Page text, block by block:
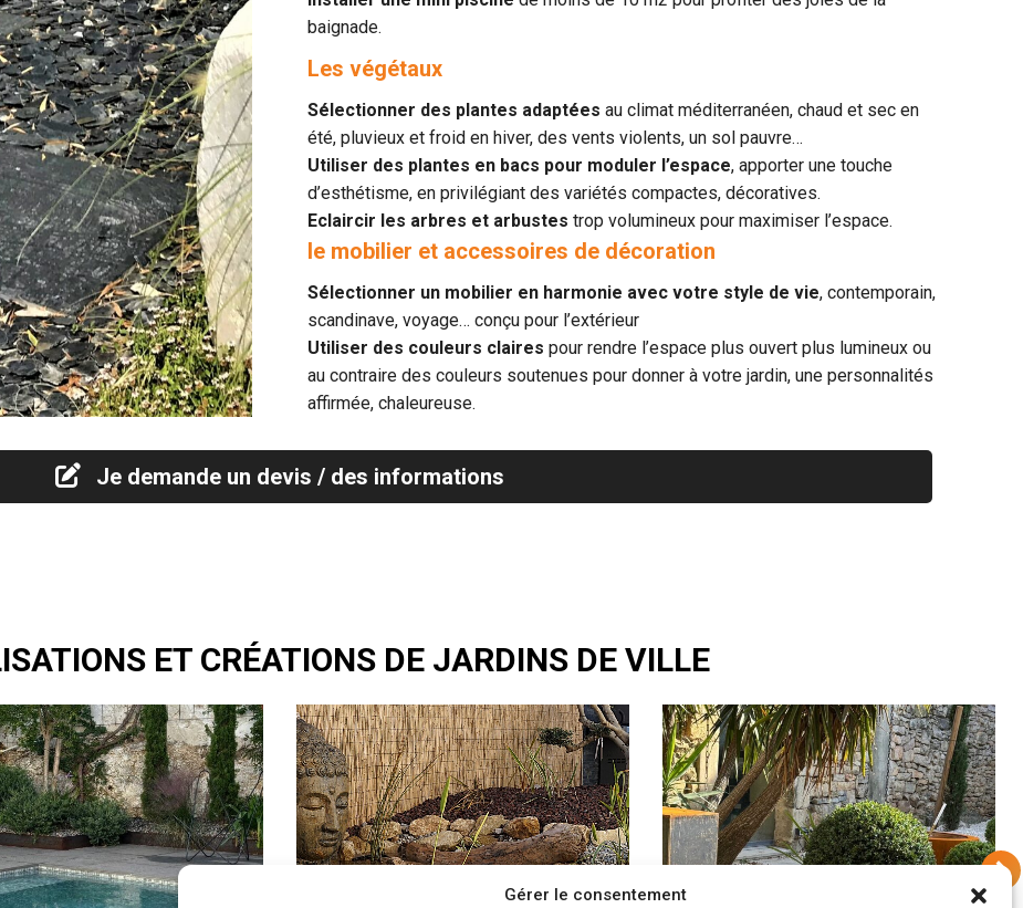
Gérer le consentement
baignade.
Les végétaux
Sélectionner des plantes adaptées au climat méditerranéen, chaud et sec en
été, pluvieux et froid en hiver, des vents violents, un sol pauvre…
Utiliser des plantes en bacs pour moduler l’espace, apporter une touche
d’esthétisme, en privilégiant des variétés compactes, décoratives.
Eclaircir les arbres et arbustes trop volumineux pour maximiser l’espace.
le mobilier et accessoires de décoration
Sélectionner un mobilier en harmonie avec votre style de vie, contemporain,
scandinave, voyage… conçu pour l’extérieur
Utiliser des couleurs claires pour rendre l’espace plus ouvert plus lumineux ou
au contraire des couleurs soutenues pour donner à votre jardin, une personnalités
affirmée, chaleureuse.
Je demande un devis / des informations
ET CRÉATIONS DE JARDINS DE VILLE